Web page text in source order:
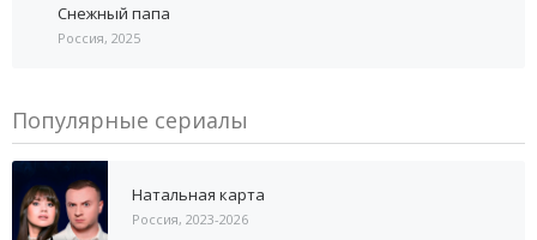
Снежный папа
Россия, 2025
Популярные сериалы
Натальная карта
Россия, 2023-2026